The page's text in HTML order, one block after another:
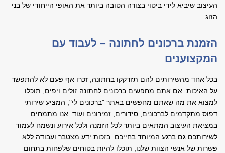
העיצוב שיביא לידי ביטוי בצורה הטובה ביותר את האופי הייחודי של בני
הזוג.
הזמנת ברכונים לחתונה – לעבוד עם
המקצוענים
בכל אחד מהשירותים להם תזדקקו בחתונה, זכרו אף פעם לא להתפשר
על האיכות. אם אתם מחפשים ברכונים לחתונה זולים ויפים, תוכלו
למצוא את מה שאתם מחפשים באתר "ברכונים לי", המציע שירותי
דפוס מתקדמים לברכונים, סידורים, זמירונים ועוד. אנו מתמחים
במציאת העיצוב המתאים ביותר לכל הזמנה ולכל אירוע ונשמח לעמוד
לשירותכם גם ברגע המיוחד בחייכם. בזכות ידע מצטבר ועבודה ללא
פשרות של אנשי הצוות שלנו, תוכלו להיות בטוחים שלפחות בתחום